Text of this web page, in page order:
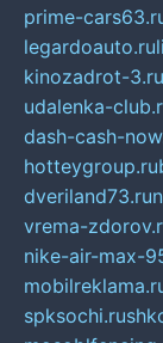
prime-
legardoauto.ru
kinozadrot-3.ru
udalenka-
dash-cash-
hotteygroup.ru
dveriland73.ru
vrema-
nike-air-max-
spksochi.ru